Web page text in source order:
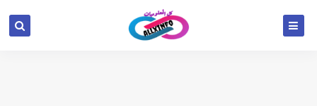
google.com, pub-6654709521456670, DIRECT,
f08c47fec0942fa0